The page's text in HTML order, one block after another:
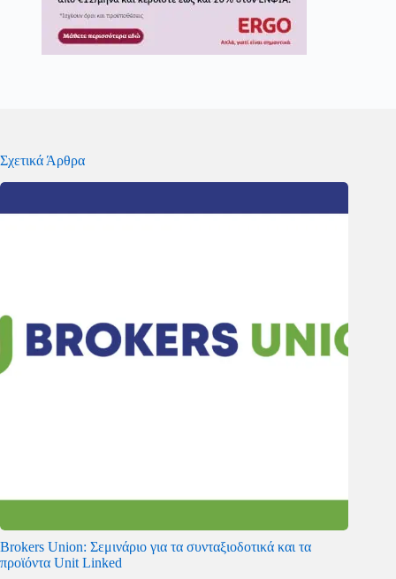
Σχετικά Άρθρα
Brokers Union: Σεμινάριο για τα συνταξιοδοτικά και τα
προϊόντα Unit Linked